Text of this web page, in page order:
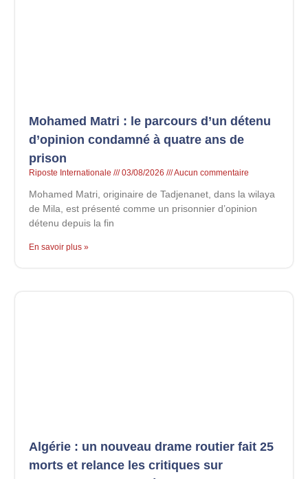
Mohamed Matri : le parcours d’un détenu
d’opinion condamné à quatre ans de
prison
Riposte Internationale 03/08/2026 Aucun commentaire
Mohamed Matri, originaire de Tadjenanet, dans la wilaya
de Mila, est présenté comme un prisonnier d’opinion
détenu depuis la fin
En savoir plus »
Algérie : un nouveau drame routier fait 25
morts et relance les critiques sur